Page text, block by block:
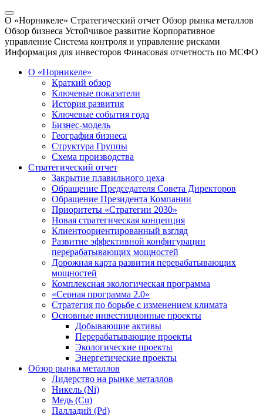
О «Норникеле» Стратегический отчет Обзор рынка металлов
Обзор бизнеса Устойчивое развитие Корпоративное
управление Система контроля и управление рисками
Информация для инвесторов Финасовая отчетность по МСФО
О «Норникеле»
Краткий обзор
Ключевые показатели
История развития
Ключевые события года
Бизнес-модель
География бизнеса
Структура Группы
Схема производства
Стратегический отчет
Закрытие плавильного цеха
Обращение Председателя Совета Директоров
Обращение Президента Компании
Приоритеты «Стратегии 2030»
Новая стратегическая концепция
Клиентоориентированный взгляд
Развитие эффективной конфигурации
перерабатывающих мощностей
Дорожная карта развития перерабатывающих
мощностей
Комплексная экологическая программа
«Серная программа 2.0»
Стратегия по борьбе с изменением климата
Основные инвестиционные проекты
Добывающие активы
Перерабатывающие проекты
Экологические проекты
Энергетические проекты
Обзор рынка металлов
Лидерство на рынке металлов
Никель (Ni)
Медь (Cu)
Палладий (Pd)